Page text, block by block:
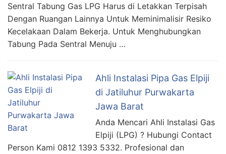
Sentral Tabung Gas LPG Harus di Letakkan Terpisah
Dengan Ruangan Lainnya Untuk Meminimalisir Resiko
Kecelakaan Dalam Bekerja. Untuk Menghubungkan
Tabung Pada Sentral Menuju …
Ahli Instalasi Pipa Gas Elpiji
di Jatiluhur Purwakarta
Jawa Barat
Anda Mencari Ahli Instalasi Gas
Elpiji (LPG) ? Hubungi Contact
Person Kami 0812 1393 5332. Profesional dan